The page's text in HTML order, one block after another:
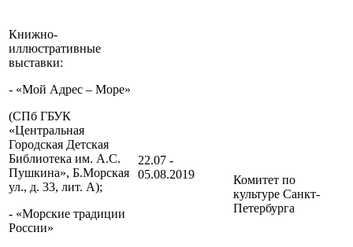
Книжно-
иллюстративные
выставки:
- «Мой Адрес – Море»
(СПб ГБУК
«Центральная
Городская Детская
Библиотека им. А.С.
Пушкина», Б.Морская
ул., д. 33, лит. А);
- «Морские традиции
России»
22.07 -
05.08.2019
Комитет по
культуре Санкт-
Петербурга